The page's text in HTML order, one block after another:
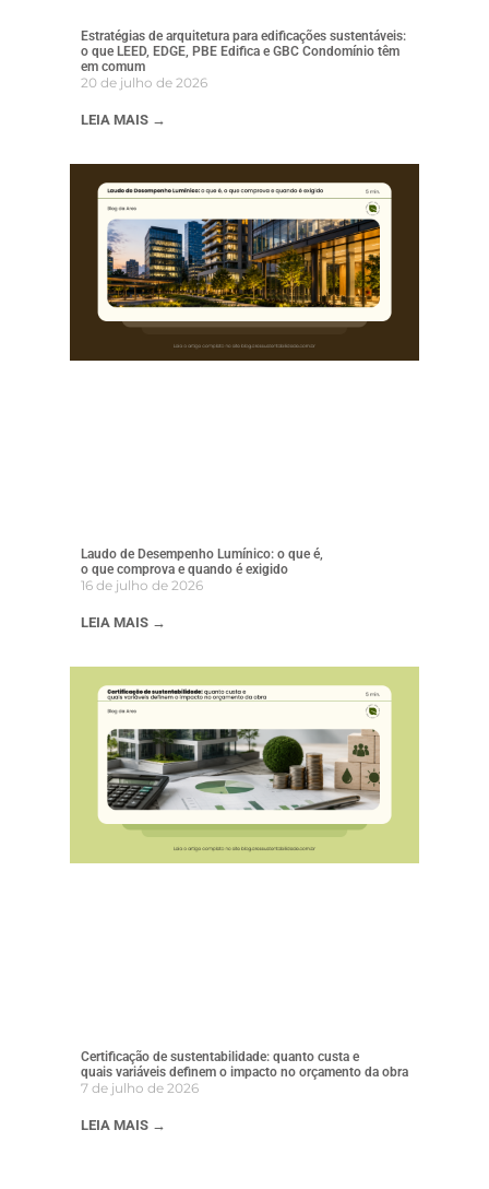
Estratégias de arquitetura para edificações sustentáveis:
o que LEED, EDGE, PBE Edifica e GBC Condomínio têm
em comum
20 de julho de 2026
LEIA MAIS →
Laudo de Desempenho Lumínico: o que é,
o que comprova e quando é exigido
16 de julho de 2026
LEIA MAIS →
Certificação de sustentabilidade: quanto custa e
quais variáveis definem o impacto no orçamento da obra
7 de julho de 2026
LEIA MAIS →